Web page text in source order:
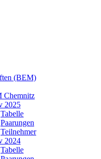
(BEM)
Chemnitz
2025
Tabelle
Paarungen
Teilnehmer
2024
Tabelle